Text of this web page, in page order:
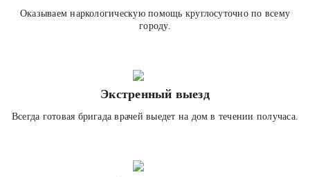
Оказываем наркологическую помощь круглосуточно по всему
городу.
Экстренный выезд
Всегда готовая бригада врачей выедет на дом в течении получаса.